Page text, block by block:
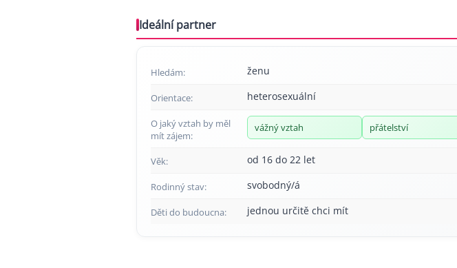
Ideální partner
Hledám: ženu
Orientace: heterosexuální
O jaký vztah by měl
mít zájem:
vážný vztah přátelství
Věk: od 16 do 22 let
Rodinný stav: svobodný/á
Děti do budoucna: jednou určitě chci mít